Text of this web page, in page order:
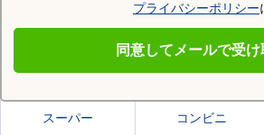
プライバシーポリシー
同意してメールで受け
旭川市の施設一覧
スーパー コンビニ